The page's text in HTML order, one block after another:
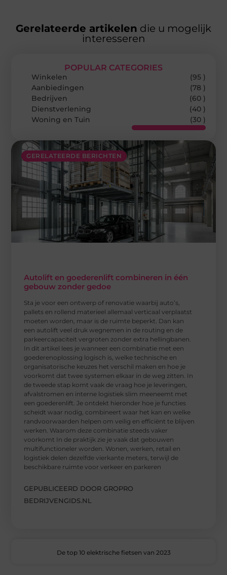
Gerelateerde artikelen die u mogelijk
interesseren
GERELATEERDE BERICHTEN
Autolift en goederenlift combineren in één
gebouw zonder gedoe
Sta je voor een ontwerp of renovatie waarbij auto’s,
pallets en rollend materieel allemaal verticaal verplaatst
moeten worden, maar is de ruimte beperkt. Dan kan
een autolift veel druk wegnemen in de routing en de
parkeercapaciteit vergroten zonder extra hellingbanen.
In dit artikel lees je wanneer een combinatie met een
goederenoplossing logisch is, welke technische en
organisatorische keuzes het verschil maken en hoe je
voorkomt dat twee systemen elkaar in de weg zitten. In
de tweede stap komt vaak de vraag hoe je leveringen,
afvalstromen en interne logistiek slim meeneemt met
een goederenlift. Je ontdekt hieronder hoe je functies
scheidt waar nodig, combineert waar het kan en welke
randvoorwaarden helpen om veilig en efficiënt te blijven
werken. Waarom deze combinatie steeds vaker
voorkomt In de praktijk zie je vaak dat gebouwen
multifunctioneler worden. Wonen, werken, retail en
logistiek delen dezelfde vierkante meters, terwijl de
beschikbare ruimte voor verkeer en parkeren
GEPUBLICEERD DOOR GROPRO
BEDRIJVENGIDS.NL
POPULAR CATEGORIES
Winkelen
(95 )
Aanbiedingen
(78 )
Bedrijven
(60 )
Dienstverlening
(40 )
Woning en Tuin
(30 )
De top 10 elektrische fietsen van 2023